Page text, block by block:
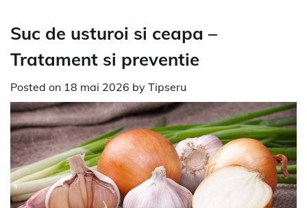
Suc de usturoi si ceapa –
Tratament si preventie
Posted on 18 mai 2026 by Tipseru